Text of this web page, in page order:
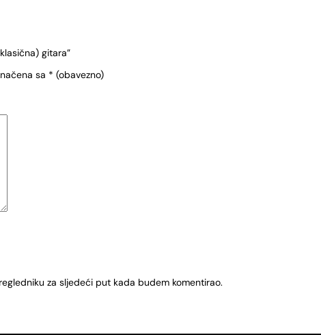
gitara”
sa * (obavezno)
za sljedeći put kada budem komentirao.